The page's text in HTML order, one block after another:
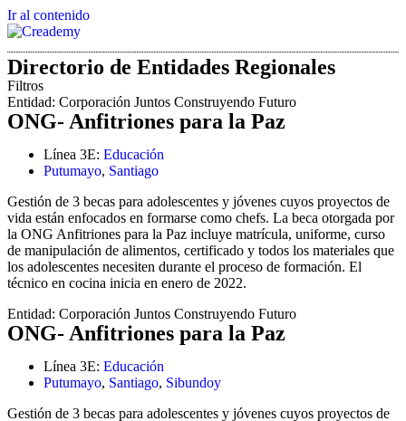
Ir al contenido
Directorio de Entidades Regionales
Filtros
Entidad: Corporación Juntos Construyendo Futuro
ONG- Anfitriones para la Paz
Línea 3E: Educación
Putumayo, Santiago
Gestión de 3 becas para adolescentes y jóvenes cuyos proyectos de
vida están enfocados en formarse como chefs. La beca otorgada por
la ONG Anfitriones para la Paz incluye matrícula, uniforme, curso
de manipulación de alimentos, certificado y todos los materiales que
los adolescentes necesiten durante el proceso de formación. El
técnico en cocina inicia en enero de 2022.
Entidad: Corporación Juntos Construyendo Futuro
ONG- Anfitriones para la Paz
Línea 3E: Educación
Putumayo, Santiago, Sibundoy
Gestión de 3 becas para adolescentes y jóvenes cuyos proyectos de